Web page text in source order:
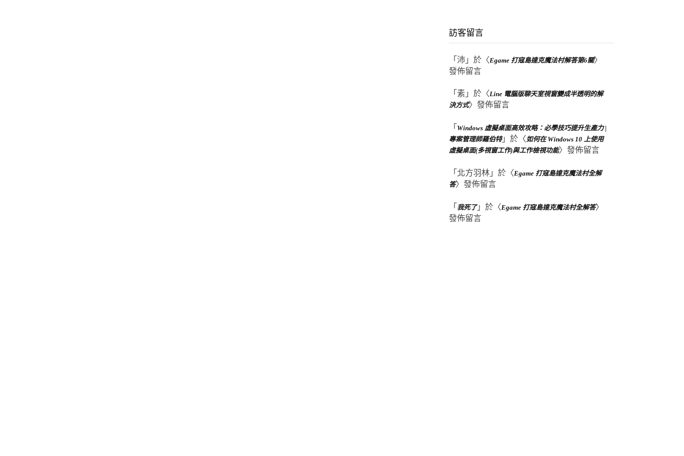
訪客留言
「 沛 」於〈Egame 打寇島達克魔法村解答第6關〉
發佈留言
「 素 」於〈Line 電腦版聊天室視窗變成半透明的解
決方式〉發佈留言
「 Windows 虛擬桌面高效攻略：必學技巧提升生產力 |
專案管理師羅伯特」於〈 如何在 Windows 10 上使用
虛擬桌面(多視窗工作)與工作檢視功能〉發佈留言
「 北方羽林 」於〈Egame 打寇島達克魔法村全解
答〉發佈留言
「 我死了」於〈Egame 打寇島達克魔法村全解答〉
發佈留言